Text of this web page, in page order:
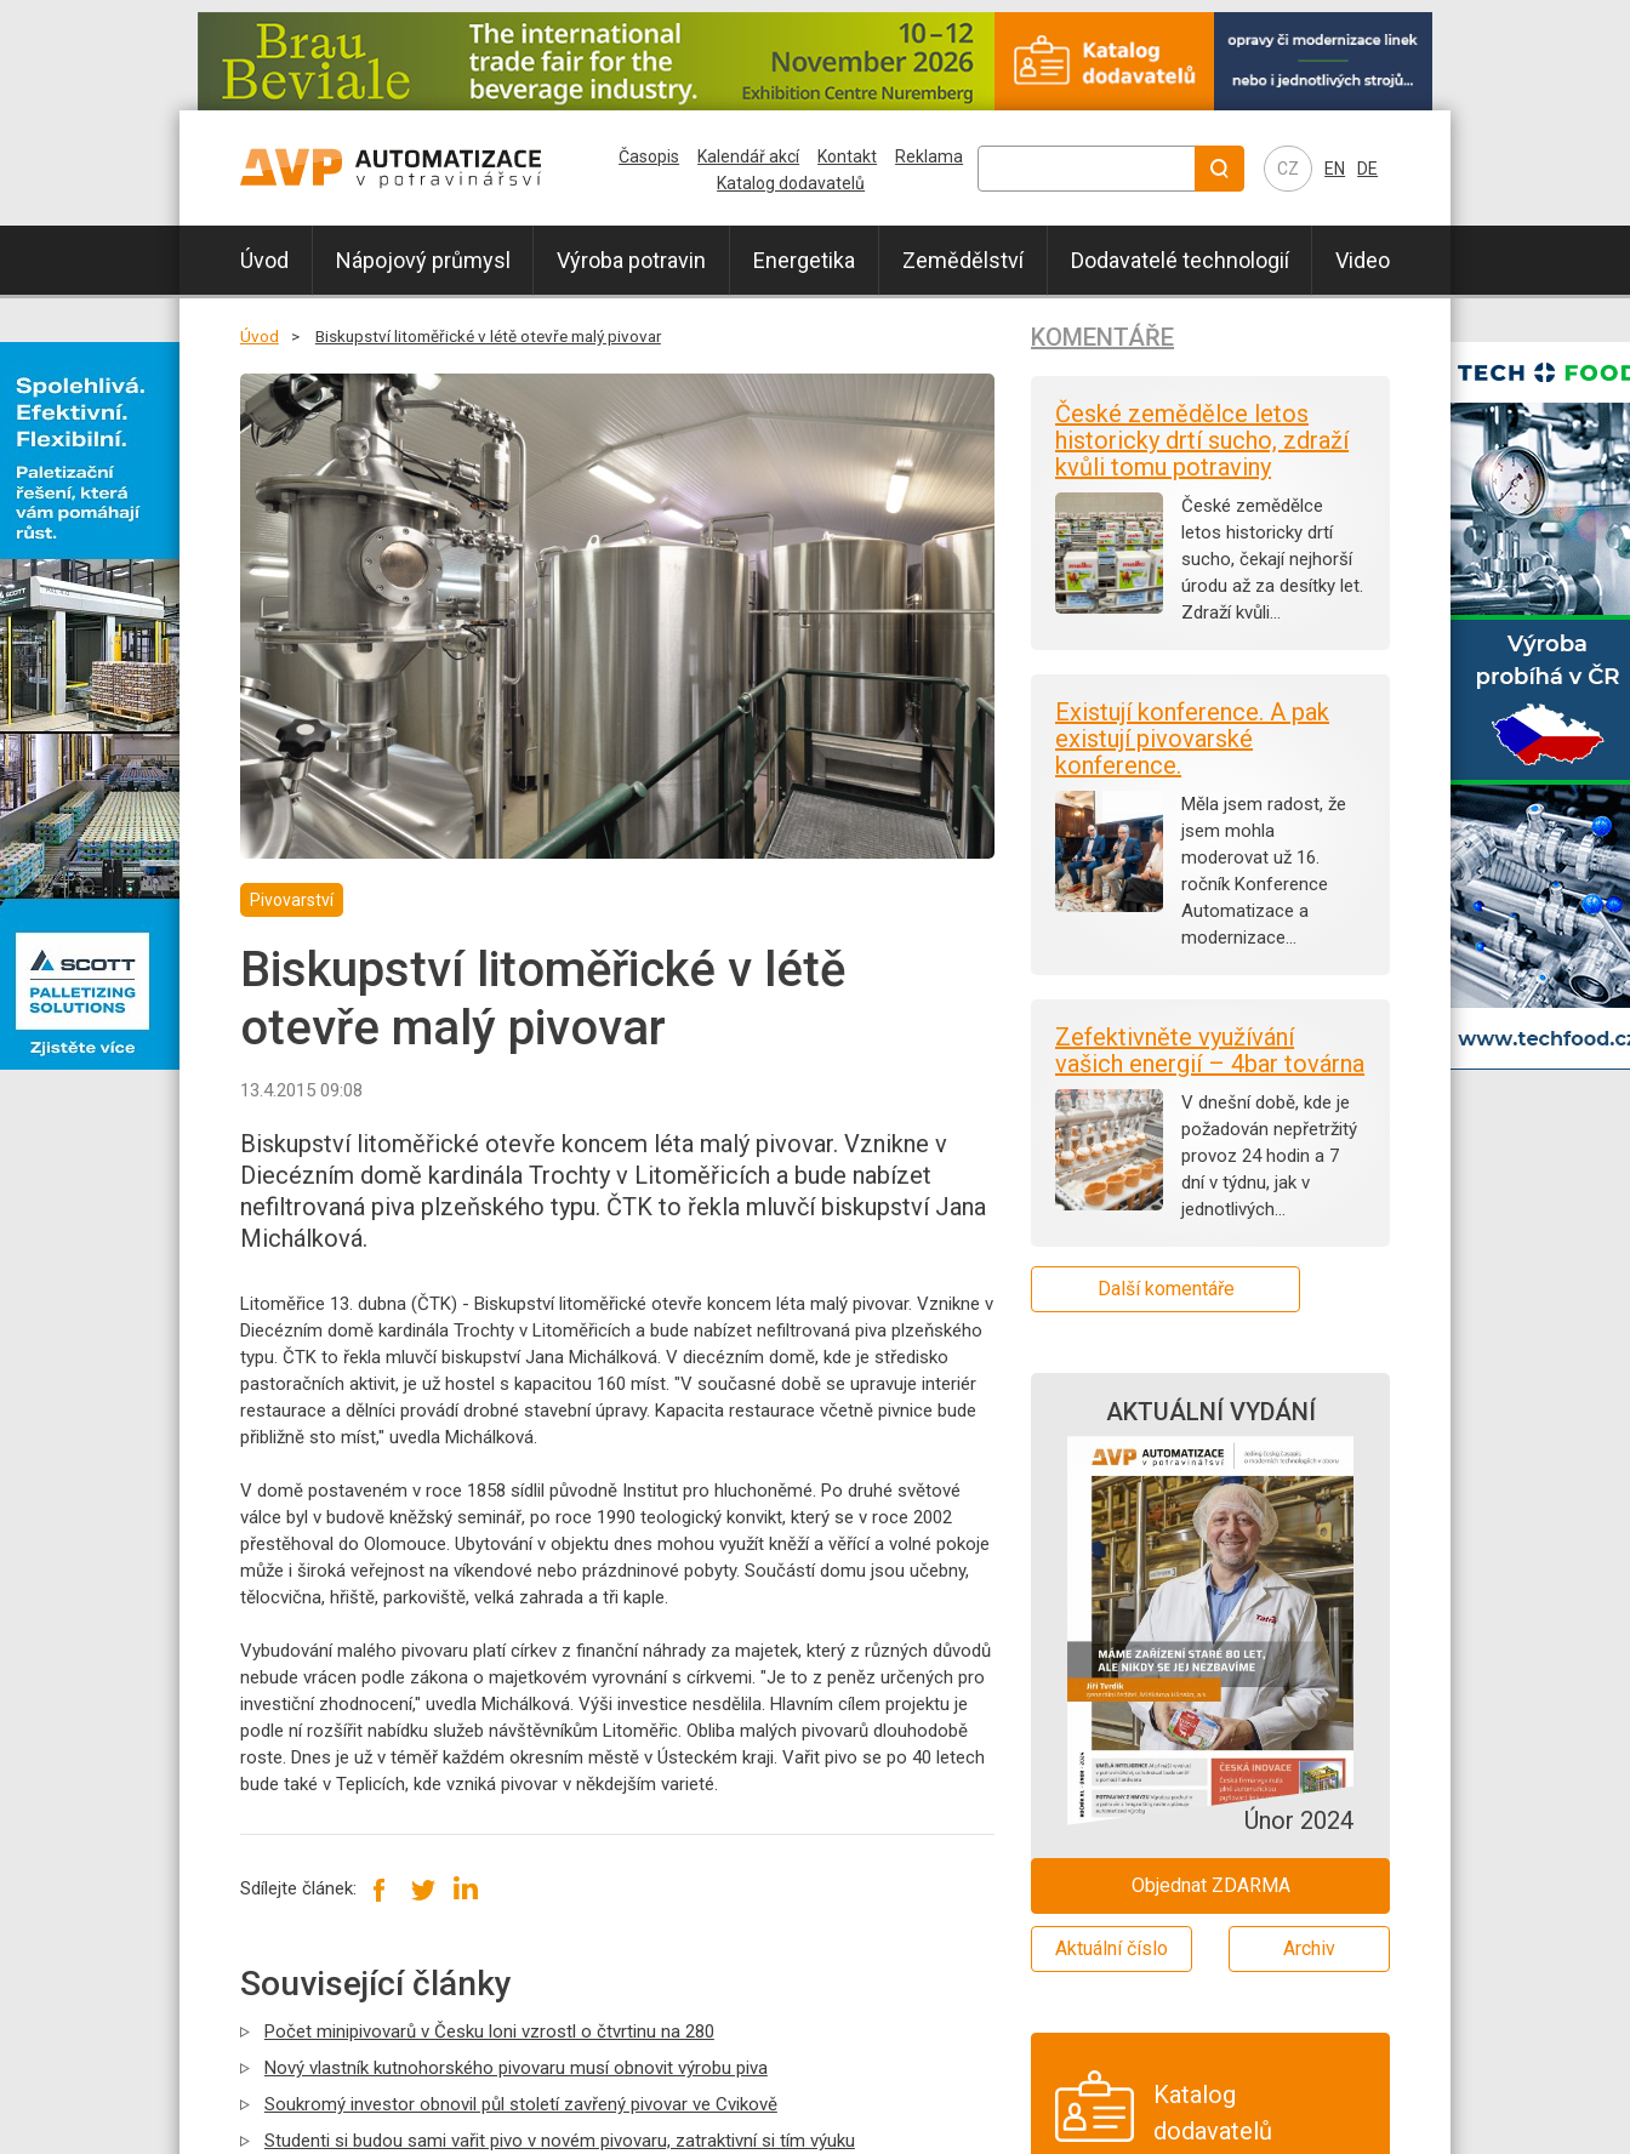
CZ EN DE
Úvod Nápojový průmysl Výroba potravin Energetika Zemědělství Dodavatelé technologií Video
Časopis Kalendář akcí Kontakt
Reklama
Katalog dodavatelů
Úvod Biskupství litoměřické v létě otevře malý pivovar
Pivovarství
Biskupství litoměřické v létě
otevře malý pivovar
13.4.2015 09:08
Biskupství litoměřické otevře koncem léta malý pivovar. Vznikne v
Diecézním domě kardinála Trochty v Litoměřicích a bude nabízet
nefiltrovaná piva plzeňského typu. ČTK to řekla mluvčí biskupství Jana
Michálková.
Litoměřice 13. dubna (ČTK) - Biskupství litoměřické otevře koncem léta malý pivovar. Vznikne v
Diecézním domě kardinála Trochty v Litoměřicích a bude nabízet nefiltrovaná piva plzeňského
typu. ČTK to řekla mluvčí biskupství Jana Michálková. V diecézním domě, kde je středisko
pastoračních aktivit, je už hostel s kapacitou 160 míst. "V současné době se upravuje interiér
restaurace a dělníci provádí drobné stavební úpravy. Kapacita restaurace včetně pivnice bude
přibližně sto míst," uvedla Michálková.
V domě postaveném v roce 1858 sídlil původně Institut pro hluchoněmé. Po druhé světové
válce byl v budově kněžský seminář, po roce 1990 teologický konvikt, který se v roce 2002
přestěhoval do Olomouce. Ubytování v objektu dnes mohou využít kněží a věřící a volné pokoje
může i široká veřejnost na víkendové nebo prázdninové pobyty. Součástí domu jsou učebny,
tělocvična, hřiště, parkoviště, velká zahrada a tři kaple.
Vybudování malého pivovaru platí církev z finanční náhrady za majetek, který z různých důvodů
nebude vrácen podle zákona o majetkovém vyrovnání s církvemi. "Je to z peněz určených pro
investiční zhodnocení," uvedla Michálková. Výši investice nesdělila. Hlavním cílem projektu je
podle ní rozšířit nabídku služeb návštěvníkům Litoměřic. Obliba malých pivovarů dlouhodobě
roste. Dnes je už v téměř každém okresním městě v Ústeckém kraji. Vařit pivo se po 40 letech
bude také v Teplicích, kde vzniká pivovar v někdejším varieté.
Sdílejte článek:
Související články
Počet minipivovarů v Česku loni vzrostl o čtvrtinu na 280
Nový vlastník kutnohorského pivovaru musí obnovit výrobu piva
Soukromý investor obnovil půl století zavřený pivovar ve Cvikově
Studenti si budou sami vařit pivo v novém pivovaru, zatraktivní si tím výuku
KOMENTÁŘE
České zemědělce letos
historicky drtí sucho, zdraží
kvůli tomu potraviny
České zemědělce
letos historicky drtí
sucho, čekají nejhorší
úrodu až za desítky let.
Zdraží kvůli…
Existují konference. A pak
existují pivovarské
konference.
Měla jsem radost, že
jsem mohla
moderovat už 16.
ročník Konference
Automatizace a
modernizace…
Zefektivněte využívání
vašich energií – 4bar továrna
V dnešní době, kde je
požadován nepřetržitý
provoz 24 hodin a 7
dní v týdnu, jak v
jednotlivých…
Další komentáře
AKTUÁLNÍ VYDÁNÍ
Únor 2024
Objednat ZDARMA
Aktuální číslo Archiv
Katalog
dodavatelů